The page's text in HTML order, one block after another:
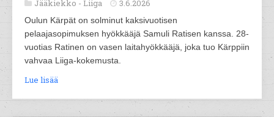
Jääkiekko - Liiga 3.6.2026
Oulun Kärpät on solminut kaksivuotisen
pelaajasopimuksen hyökkääjä Samuli Ratisen kanssa. 28-
vuotias Ratinen on vasen laitahyökkääjä, joka tuo Kärppiin
vahvaa Liiga-kokemusta.
Lue lisää